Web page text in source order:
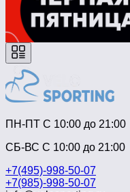
ПН-ПТ C 10:00 до 21:00
СБ-ВС С 10:00 до 21:00
+7(495)-998-50-07
+7(985)-998-50-07